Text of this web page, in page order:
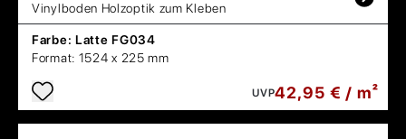
Vinylboden Holzoptik zum Kleben
Farbe: Latte FG034
Format: 1524 x 225 mm
UVP42,95 € / m²